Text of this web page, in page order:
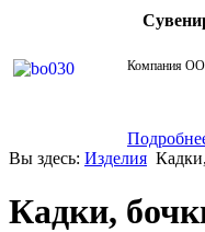
Компания
Вы здесь: Изделия
Кадки,